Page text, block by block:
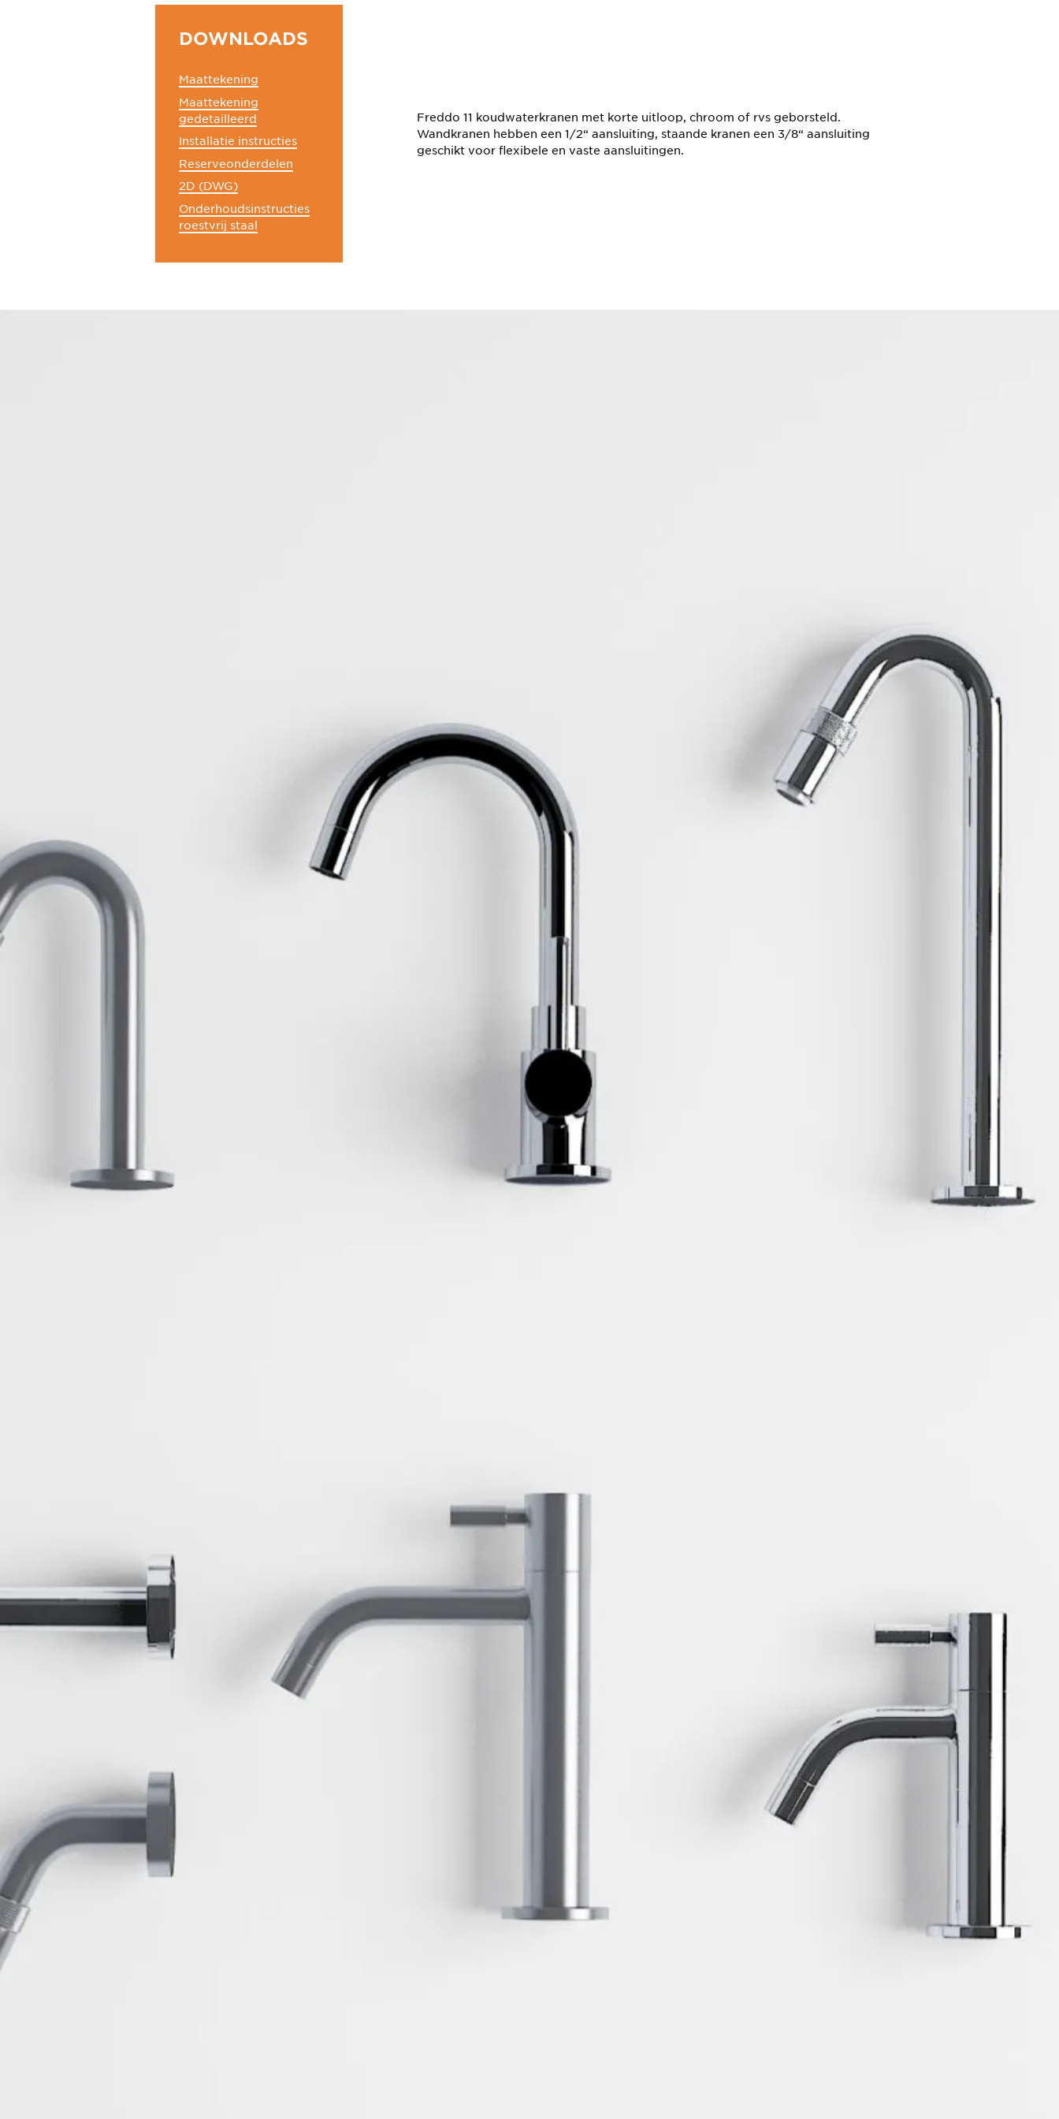
DOWNLOADS
Maattekening
Maattekening
gedetailleerd
Installatie instructies
Reserveonderdelen
2D (DWG)
Onderhoudsinstructies
roestvrij staal
Freddo 11 koudwaterkranen met korte uitloop, chroom of rvs geborsteld.
Wandkranen hebben een 1/2“ aansluiting, staande kranen een 3/8“ aansluiting
geschikt voor flexibele en vaste aansluitingen.